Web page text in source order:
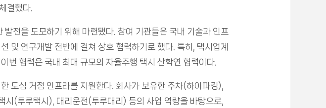
결했다.
전을 도모하기 위해 마련됐다. 참여 기관들은 국내 기술과 인프
및 연구개발 전반에 걸쳐 상호 협력하기로 했다. 특히, 택시업계
번 협력은 국내 최대 규모의 자율주행 택시 산학연 협력이다.
도심 거점 인프라를 지원한다. 회사가 보유한 주차(하이파킹),
(투루택시), 대리운전(투루대리) 등의 사업 역량을 바탕으로,